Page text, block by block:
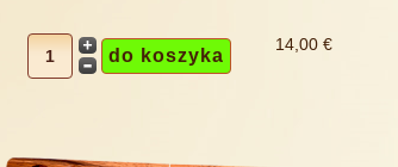
14,00 €